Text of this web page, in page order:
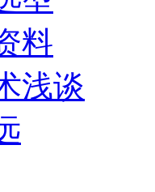
料
浅谈